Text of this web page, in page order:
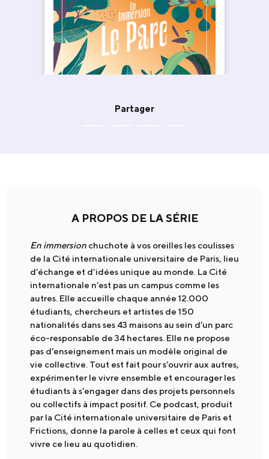
Partager
A PROPOS DE LA SÉRIE
En immersion chuchote à vos oreilles les coulisses
de la Cité internationale universitaire de Paris, lieu
d’échange et d’idées unique au monde. La Cité
internationale n’est pas un campus comme les
autres. Elle accueille chaque année 12.000
étudiants, chercheurs et artistes de 150
nationalités dans ses 43 maisons au sein d’un parc
éco-responsable de 34 hectares. Elle ne propose
pas d’enseignement mais un modèle original de
vie collective. Tout est fait pour s’ouvrir aux autres,
expérimenter le vivre ensemble et encourager les
étudiants à s’engager dans des projets personnels
ou collectifs à impact positif. Ce podcast, produit
par la Cité internationale universitaire de Paris et
Frictions, donne la parole à celles et ceux qui font
vivre ce lieu au quotidien.